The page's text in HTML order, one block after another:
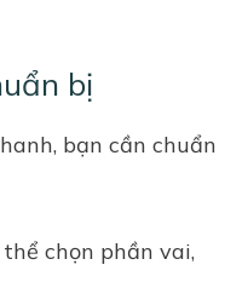
bị
bạn cần chuẩn
chọn phần vai,